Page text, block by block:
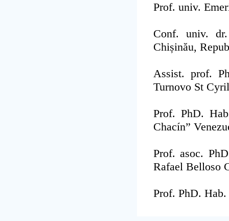
Prof. univ.
Conf. univ.
Chișinău,
Assist. prof.
Turnovo St
Prof. PhD.
Chacín”
Prof. asoc.
Rafael Belloso
Prof. PhD.